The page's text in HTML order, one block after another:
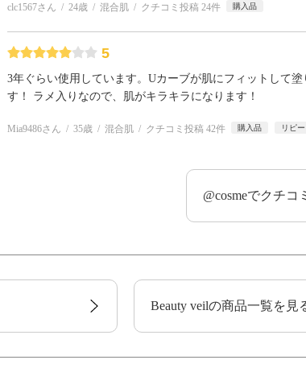
clc1567さん 24歳 混合肌 クチコミ投稿 24件 購入品
5
3年ぐらい使用しています。Uカーブが肌にフィットして
す！ ラメ入りなので、肌がキラキラになります！
Mia9486さん 35歳 混合肌 クチコミ投稿 42件 購入品 リピ
@cosmeでクチ
Beauty veilの商品一覧を見